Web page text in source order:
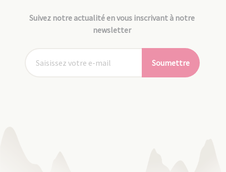
Suivez notre actualité en vous inscrivant à notre
newsletter
Soumettre